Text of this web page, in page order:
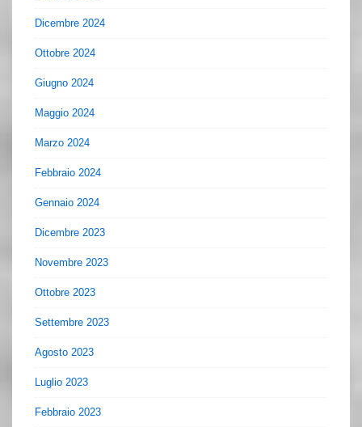
Dicembre 2024
Ottobre 2024
Giugno 2024
Maggio 2024
Marzo 2024
Febbraio 2024
Gennaio 2024
Dicembre 2023
Novembre 2023
Ottobre 2023
Settembre 2023
Agosto 2023
Luglio 2023
Febbraio 2023